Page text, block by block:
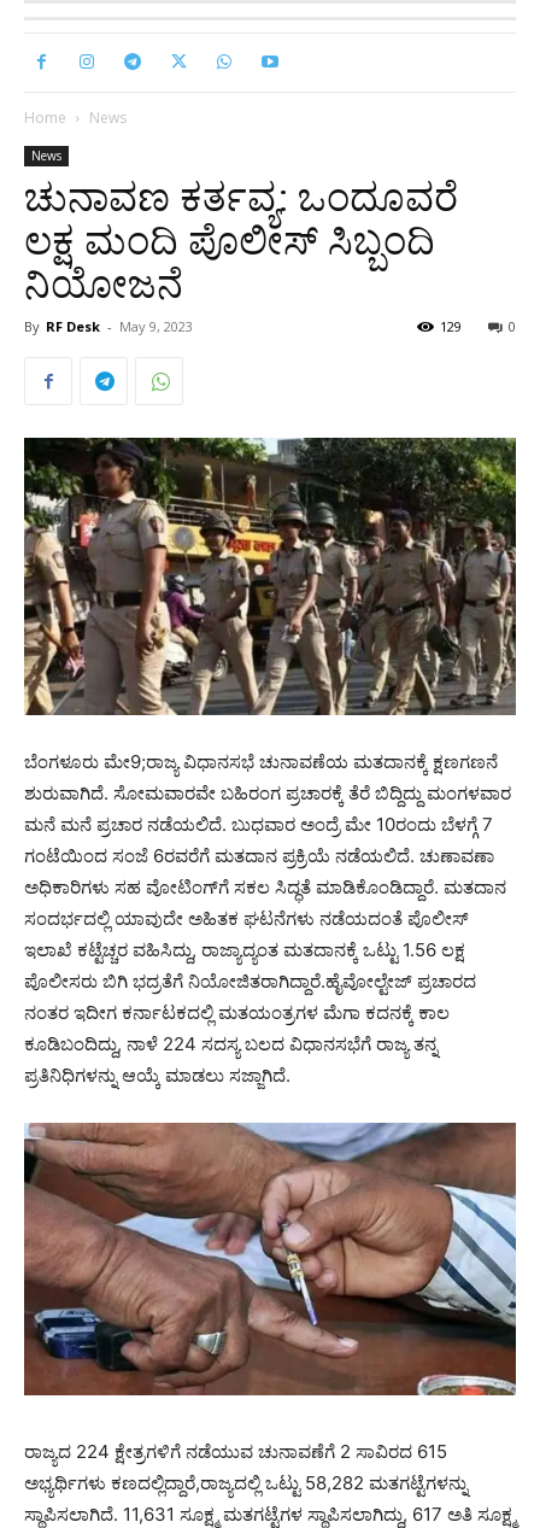
Home News
News
ಚುನಾವಣ ಕರ್ತವ್ಯ: ಒಂದೂವರೆ
ಲಕ್ಷ ಮಂದಿ ಪೊಲೀಸ್ ಸಿಬ್ಬಂದಿ
ನಿಯೋಜನೆ
By RF Desk - May 9, 2023 0
129
ಬೆಂಗಳೂರು ಮೇ9;ರಾಜ್ಯ ವಿಧಾನಸಭೆ ಚುನಾವಣೆಯ ಮತದಾನಕ್ಕೆ ಕ್ಷಣಗಣನೆ
ಶುರುವಾಗಿದೆ. ಸೋಮವಾರವೇ ಬಹಿರಂಗ ಪ್ರಚಾರಕ್ಕೆ ತೆರೆ ಬಿದ್ದಿದ್ದು ಮಂಗಳವಾರ
ಮನೆ ಮನೆ ಪ್ರಚಾರ ನಡೆಯಲಿದೆ. ಬುಧವಾರ ಅಂದ್ರೆ ಮೇ 10ರಂದು ಬೆಳಗ್ಗೆ 7
ಗಂಟೆಯಿಂದ ಸಂಜೆ 6ರವರೆಗೆ ಮತದಾನ ಪ್ರಕ್ರಿಯೆ ನಡೆಯಲಿದೆ. ಚುಣಾವಣಾ
ಅಧಿಕಾರಿಗಳು ಸಹ ವೋಟಿಂಗ್​​ಗೆ ಸಕಲ ಸಿದ್ಧತೆ ಮಾಡಿಕೊಂಡಿದ್ದಾರೆ. ಮತದಾನ
ಸಂದರ್ಭದಲ್ಲಿ ಯಾವುದೇ ಅಹಿತಕ ಘಟನೆಗಳು ನಡೆಯದಂತೆ ಪೊಲೀಸ್
ಇಲಾಖೆ ಕಟ್ಟೆಚ್ಚರ ವಹಿಸಿದ್ದು, ರಾಜ್ಯಾದ್ಯಂತ ಮತದಾನಕ್ಕೆ ಒಟ್ಟು 1.56 ಲಕ್ಷ
ಪೊಲೀಸರು ಬಿಗಿ ಭದ್ರತೆಗೆ ನಿಯೋಜಿತರಾಗಿದ್ದಾರೆ.ಹೈವೋಲ್ಟೇಜ್ ಪ್ರಚಾರದ
ನಂತರ ಇದೀಗ ಕರ್ನಾಟಕದಲ್ಲಿ ಮತಯಂತ್ರಗಳ ಮೆಗಾ ಕದನಕ್ಕೆ ಕಾಲ
ಕೂಡಿಬಂದಿದ್ದು, ನಾಳೆ 224 ಸದಸ್ಯ ಬಲದ ವಿಧಾನಸಭೆಗೆ ರಾಜ್ಯ ತನ್ನ
ಪ್ರತಿನಿಧಿಗಳನ್ನು ಆಯ್ಕೆ ಮಾಡಲು ಸಜ್ಜಾಗಿದೆ.
ರಾಜ್ಯದ 224 ಕ್ಷೇತ್ರಗಳಿಗೆ ನಡೆಯುವ ಚುನಾವಣೆಗೆ 2 ಸಾವಿರದ 615
ಅಭ್ಯರ್ಥಿಗಳು ಕಣದಲ್ಲಿದ್ದಾರೆ,ರಾಜ್ಯದಲ್ಲಿ ಒಟ್ಟು 58,282 ಮತಗಟ್ಟೆಗಳನ್ನು
ಸ್ಥಾಪಿಸಲಾಗಿದೆ. 11,631 ಸೂಕ್ಷ್ಮ ಮತಗಟ್ಟೆಗಳ ಸ್ಥಾಪಿಸಲಾಗಿದ್ದು, 617 ಅತಿ ಸೂಕ್ಷ್ಮ